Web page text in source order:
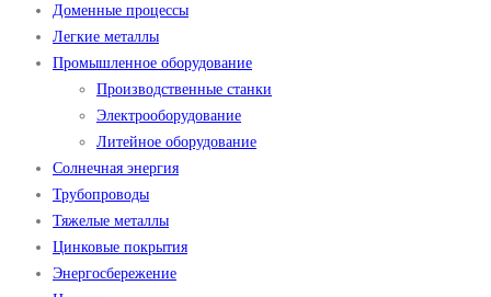
Доменные процессы
Легкие металлы
Промышленное оборудование
Производственные станки
Электрооборудование
Литейное оборудование
Солнечная энергия
Трубопроводы
Тяжелые металлы
Цинковые покрытия
Энергосбережение